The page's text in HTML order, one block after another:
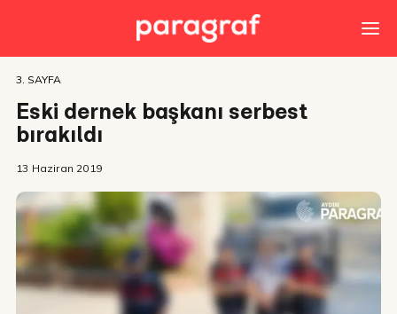
3. SAYFA
Eski dernek başkanı serbest
bırakıldı
13 Haziran 2019